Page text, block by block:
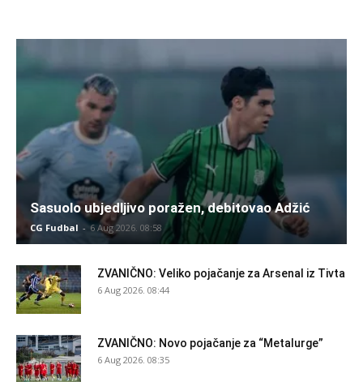
Sasuolo ubjedljivo poražen, debitovao Adžić
CG Fudbal - 6 Aug 2026. 08:58
ZVANIČNO: Veliko pojačanje za Arsenal iz Tivta
6 Aug 2026. 08:44
ZVANIČNO: Novo pojačanje za “Metalurge”
6 Aug 2026. 08:35